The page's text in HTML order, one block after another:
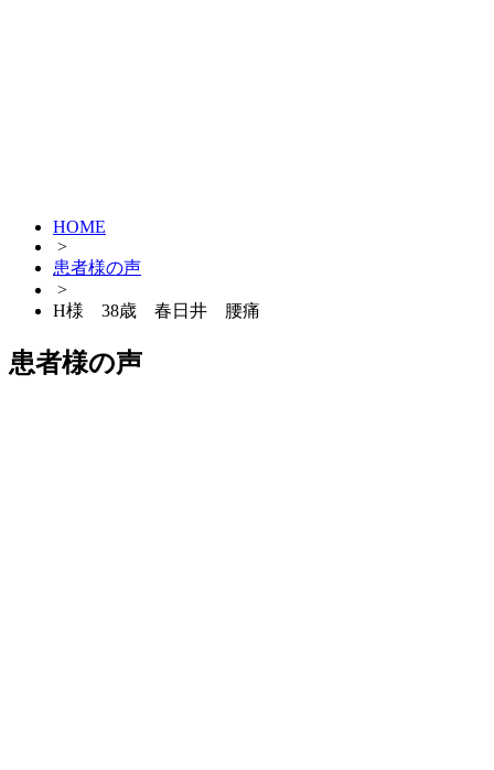
HOME
>
患者様の声
>
H様 38歳 春日井 腰痛
患者様の声